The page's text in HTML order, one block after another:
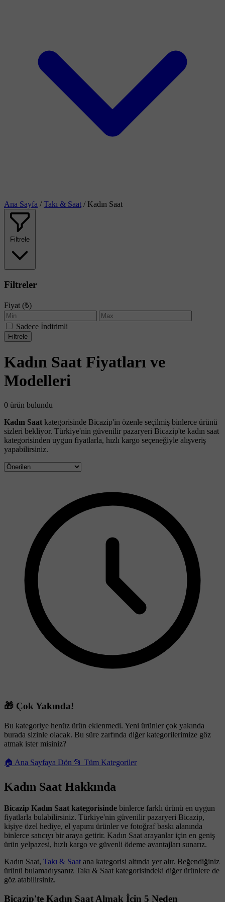
Ana Sayfa / Takı & Saat / Kadın Saat
Filtrele
Filtreler
Fiyat (₺)
Sadece İndirimli
Filtrele
Kadın Saat Fiyatları ve
Modelleri
0 ürün bulundu
Kadın Saat kategorisinde Bicazip'in özenle seçilmiş binlerce ürünü
sizleri bekliyor. Türkiye'nin güvenilir pazaryeri Bicazip'te kadın saat
kategorisinden uygun fiyatlarla, hızlı kargo seçeneğiyle alışveriş
yapabilirsiniz.
🎁 Çok Yakında!
Bu kategoriye henüz ürün eklenmedi. Yeni ürünler çok yakında
burada sizinle olacak. Bu süre zarfında diğer kategorilerimize göz
atmak ister misiniz?
🏠 Ana Sayfaya Dön 📂 Tüm Kategoriler
Kadın Saat Hakkında
Bicazip Kadın Saat kategorisinde binlerce farklı ürünü en uygun
fiyatlarla bulabilirsiniz. Türkiye'nin güvenilir pazaryeri Bicazip,
kişiye özel hediye, el yapımı ürünler ve fotoğraf baskı alanında
binlerce satıcıyı bir araya getirir. Kadın Saat arayanlar için en geniş
ürün yelpazesi, hızlı kargo ve güvenli ödeme avantajları sunarız.
Kadın Saat, Takı & Saat ana kategorisi altında yer alır. Beğendiğiniz
ürünü bulamadıysanız Takı & Saat kategorisindeki diğer ürünlere de
göz atabilirsiniz.
Bicazip'te Kadın Saat Almak İçin 5 Neden